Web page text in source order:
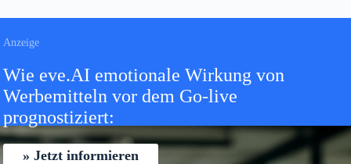
Wie eve.AI emotionale Wirkung von
Werbemitteln vor dem Go-live
prognostiziert:
Jetzt informieren